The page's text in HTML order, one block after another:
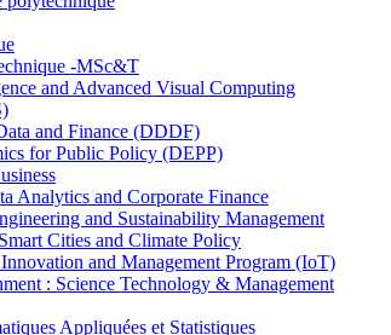
-MSc&T
and Advanced Visual Computing
and Finance (DDDF)
for Public Policy (DEPP)
Analytics and Corporate Finance
and Sustainability Management
Cities and Climate Policy
and Management Program (IoT)
: Science Technology & Management
Appliquées et Statistiques